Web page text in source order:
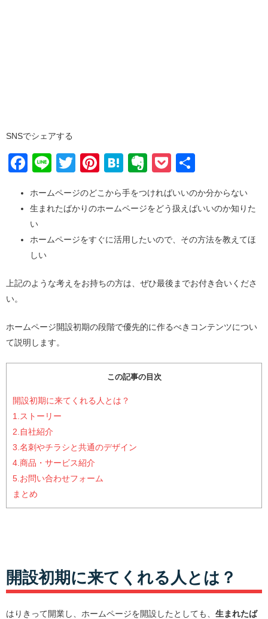
SNSでシェアする
Facebook
LineTwitterPinterest
Hatena
Evernote
Pocket
ホームページのどこから手をつければいいのか分からない
生まれたばかりのホームページをどう扱えばいいのか知りた
い
ホームページをすぐに活用したいので、その方法を教えてほ
しい
上記のような考えをお持ちの方は、ぜひ最後までお付き合いくださ
い。
ホームページ開設初期の段階で優先的に作るべきコンテンツについ
て説明します。
この記事の目次
開設初期に来てくれる人とは？
1.ストーリー
2.自社紹介
3.名刺やチラシと共通のデザイン
4.商品・サービス紹介
5.お問い合わせフォーム
まとめ
開設初期に来てくれる人とは？
はりきって開業し、ホームページを開設したとしても、 生まれたば